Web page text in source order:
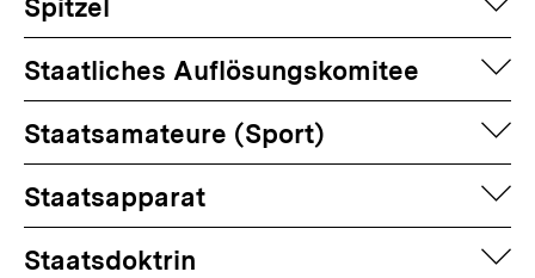
Spitzel
Staatliches Auflösungskomitee
Staatsamateure (Sport)
Staatsapparat
Staatsdoktrin